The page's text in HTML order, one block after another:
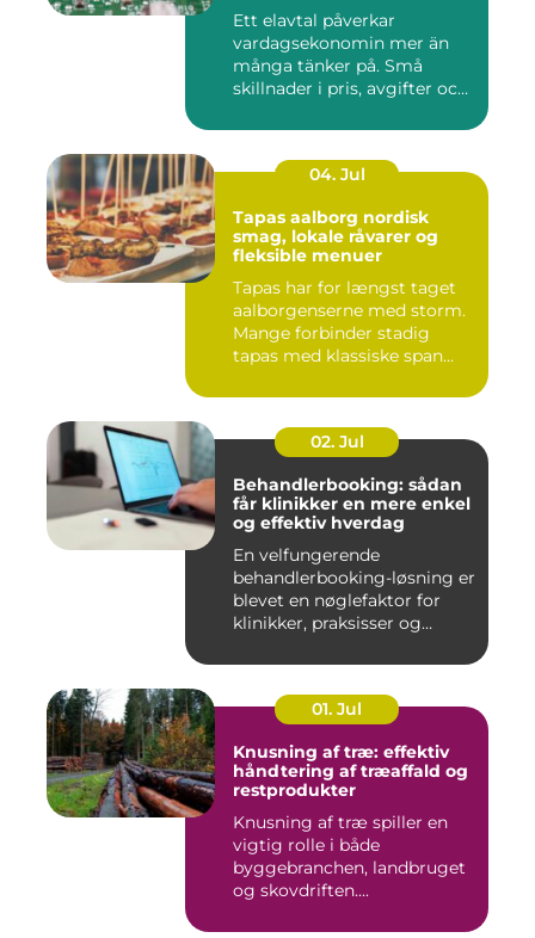
Ett elavtal påverkar
vardagsekonomin mer än
många tänker på. Små
skillnader i pris, avgifter och
04. Jul
Tapas aalborg nordisk
smag, lokale råvarer og
fleksible menuer
Tapas har for længst taget
aalborgenserne med storm.
Mange forbinder stadig
tapas med klassiske span...
02. Jul
Behandlerbooking: sådan
får klinikker en mere enkel
og effektiv hverdag
En velfungerende
behandlerbooking-løsning er
blevet en nøglefaktor for
klinikker, praksisser og
01. Jul
Knusning af træ: effektiv
håndtering af træaffald og
restprodukter
Knusning af træ spiller en
vigtig rolle i både
byggebranchen, landbruget
og skovdriften....